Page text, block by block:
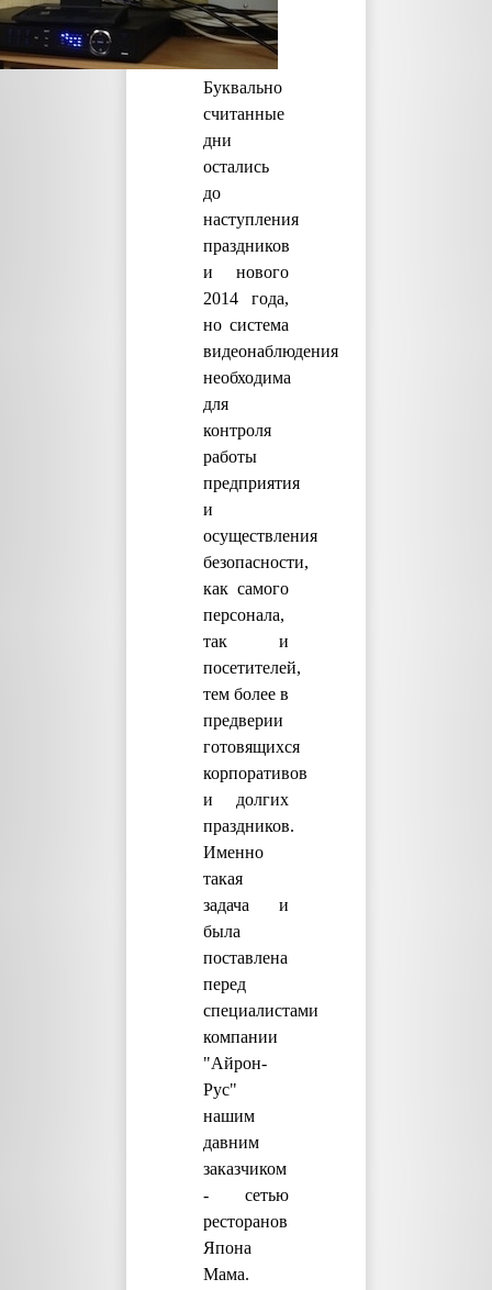
Буквально
считанные
дни
остались
до
наступления
праздников
и нового
2014 года,
но система
видеонаблюдения
необходима
для
контроля
работы
предприятия
и
осуществления
безопасности,
как самого
персонала,
так и
посетителей,
тем более в
предверии
готовящихся
корпоративов
и долгих
праздников.
Именно
такая
задача и
была
поставлена
перед
специалистами
компании
"Айрон-
Рус"
нашим
давним
заказчиком
- сетью
ресторанов
Япона
Мама.